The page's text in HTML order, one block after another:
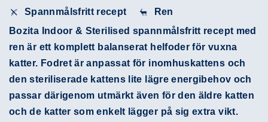
Spannmålsfritt recept
Ren
Bozita Indoor & Sterilised spannmålsfritt recept med
ren är ett komplett balanserat helfoder för vuxna
katter. Fodret är anpassat för inomhuskattens och
den steriliserade kattens lite lägre energibehov och
passar därigenom utmärkt även för den äldre katten
och de katter som enkelt lägger på sig extra vikt.